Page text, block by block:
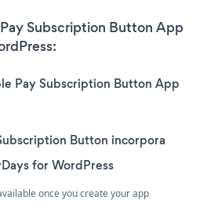
Subscription Button App
Pay Subscription Button App
Button incorpora
for WordPress
once you create your app